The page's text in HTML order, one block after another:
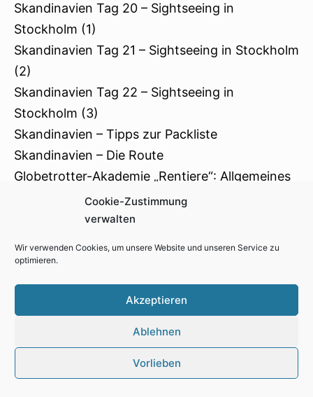
Cookie-Zustimmung
verwalten
Wir verwenden Cookies, um unsere Website und unseren Service zu
optimieren.
Akzeptieren
Ablehnen
Vorlieben
Skandinavien Tag 20 – Sightseeing in
Stockholm (1)
Skandinavien Tag 21 – Sightseeing in Stockholm
(2)
Skandinavien Tag 22 – Sightseeing in
Stockholm (3)
Skandinavien – Tipps zur Packliste
Skandinavien – Die Route
Globetrotter-Akademie „Rentiere“: Allgemeines
Schweden 2015 – Allgemeines und Anreise
Schweden 2015 – Tag 5 & 6: Ölands Norden
Schweden 2015 – Tag 9: Glasreich, Grönåsen
Schweden 2015 – Tag 15: Nationalpark Tiveden
Schweden 2015 – Tag 16 & 17: Nationalpark